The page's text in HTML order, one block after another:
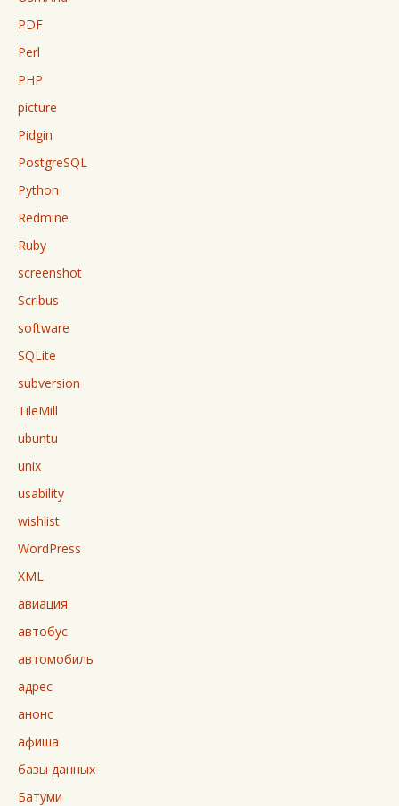
PDF
Perl
PHP
picture
Pidgin
PostgreSQL
Python
Redmine
Ruby
screenshot
Scribus
software
SQLite
subversion
TileMill
ubuntu
unix
usability
wishlist
WordPress
XML
авиация
автобус
автомобиль
адрес
анонс
афиша
базы данных
Батуми